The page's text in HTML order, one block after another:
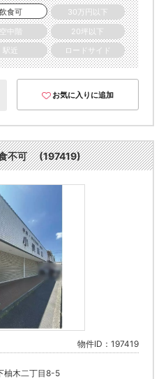
飲食可
30万円以下
空中階
20坪以下
駅近 ロードサイド
お気に入りに追加
不可 (197419)
物件ID：197419
柚木二丁目8-5